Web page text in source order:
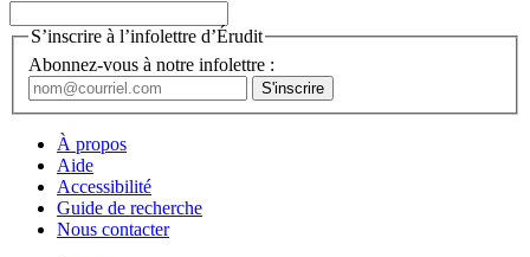
S’inscrire à l’infolettre d’Érudit
Abonnez-vous à notre infolettre :
À propos
Aide
Accessibilité
Guide de recherche
Nous contacter